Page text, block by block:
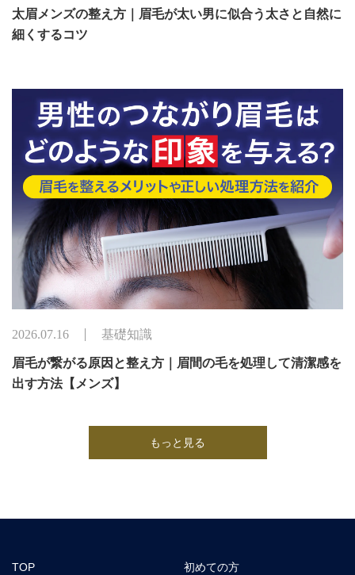
太眉メンズの整え方｜眉毛が太い男に似合う太さと自然に
細くするコツ
2026.07.16 基礎知識
眉毛が繋がる原因と整え方｜眉間の毛を処理して清潔感を
出す方法【メンズ】
もっと見る
TOP 初めての方